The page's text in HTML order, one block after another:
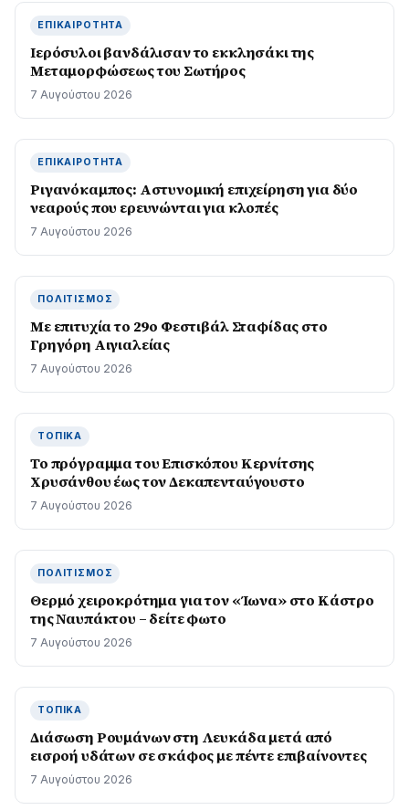
ΕΠΙΚΑΙΡΌΤΗΤΑ
Ιερόσυλοι βανδάλισαν το εκκλησάκι της
Μεταμορφώσεως του Σωτήρος
7 Αυγούστου 2026
ΕΠΙΚΑΙΡΌΤΗΤΑ
Ριγανόκαμπος: Αστυνομική επιχείρηση για δύο
νεαρούς που ερευνώνται για κλοπές
7 Αυγούστου 2026
ΠΟΛΙΤΙΣΜΌΣ
Με επιτυχία το 29ο Φεστιβάλ Σταφίδας στο
Γρηγόρη Aιγιαλείας
7 Αυγούστου 2026
ΤΟΠΙΚΆ
Το πρόγραμμα του Επισκόπου Κερνίτσης
Χρυσάνθου έως τον Δεκαπενταύγουστο
7 Αυγούστου 2026
ΠΟΛΙΤΙΣΜΌΣ
Θερμό χειροκρότημα για τον «Ίωνα» στο Κάστρο
της Ναυπάκτου – δείτε φωτο
7 Αυγούστου 2026
ΤΟΠΙΚΆ
Διάσωση Ρουμάνων στη Λευκάδα μετά από
εισροή υδάτων σε σκάφος με πέντε επιβαίνοντες
7 Αυγούστου 2026